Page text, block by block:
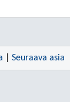
Seuraava asia